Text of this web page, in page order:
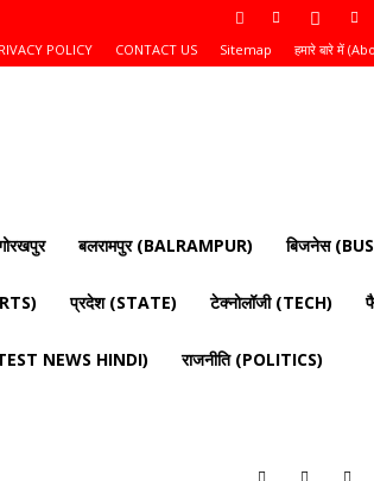
POLICY CONTACT US Sitemap हमारे बारे में
बलरामपुर (BALRAMPUR) बिजनेस
प्रदेश (STATE) टेक्नोलॉजी (TECH)
NEWS HINDI) राजनीति (POLITICS)